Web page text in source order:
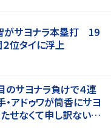
がサヨナラ本塁打 19
位タイに浮上
サヨナラ負けで４連
アドゥワが筒香にサヨ
せなくて申し訳ないで